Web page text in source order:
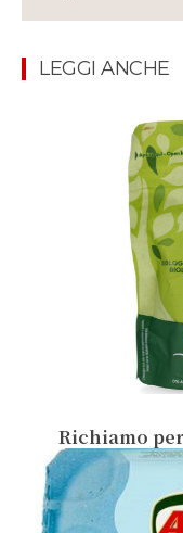
LEGGI ANCHE
Richiamo